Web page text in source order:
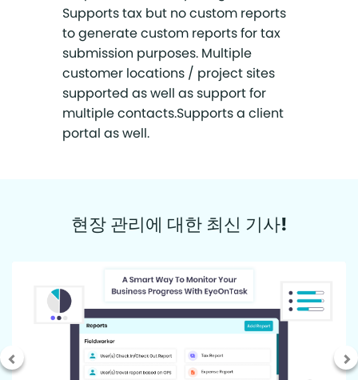
Supports tax but no custom reports
to generate custom reports for tax
submission purposes. Multiple
customer locations / project sites
supported as well as support for
multiple contacts.Supports a client
portal as well.
현장 관리에 대한 최신 기사!